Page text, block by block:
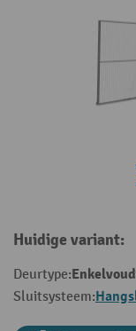
Huidige variant:
Deurtype:
Sluitsysteem: